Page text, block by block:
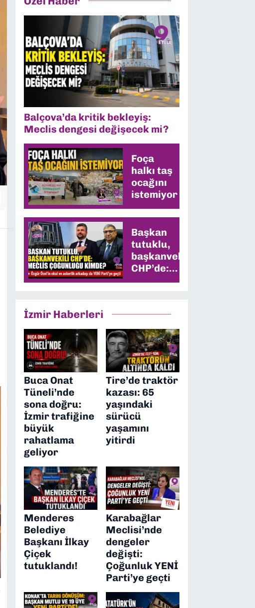
Balçova’da kritik bekleyiş:
Meclis dengesi değişecek mi?
Foça
halkı taş
ocağını
istemiyor
Başkan
tutuklu,
başkanvekili
CHP’de:
Meclis
İzmir Haberleri
Buca Onat
Tüneli’nde
sona doğru:
İzmir trafiğine
büyük
rahatlama
geliyor
Tire’de traktör
kazası: 65
yaşındaki
sürücü
yaşamını
yitirdi
Menderes
Belediye
Başkanı İlkay
Çiçek
tutuklandı!
Karabağlar
Meclisi’nde
dengeler
değişti:
Çoğunluk YENİ
Parti’ye geçti